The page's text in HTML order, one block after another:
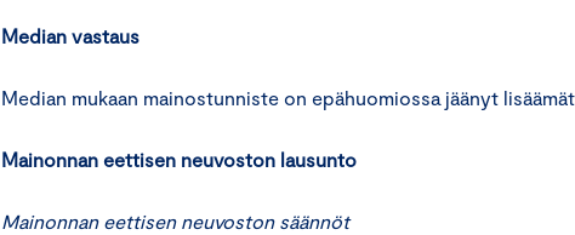
Median vastaus
Median mukaan mainostunniste on epähuomiossa jäänyt
Mainonnan eettisen neuvoston lausunto
Mainonnan eettisen neuvoston säännöt